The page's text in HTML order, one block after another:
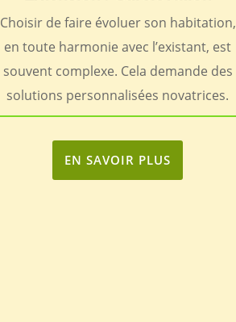
Choisir de faire évoluer son habitation,
en toute harmonie avec l’existant, est
souvent complexe. Cela demande des
solutions personnalisées novatrices.
EN SAVOIR PLUS